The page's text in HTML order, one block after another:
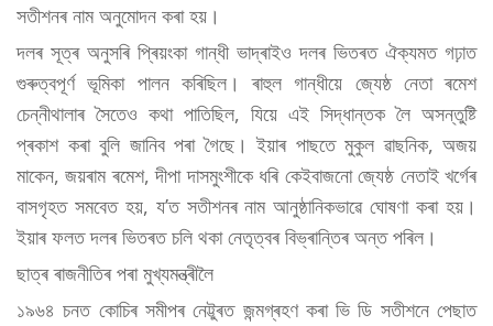
সতীশনৰ নাম অনুমোদন কৰা হয়।
দলৰ সূত্ৰ অনুসৰি প্ৰিয়ংকা গান্ধী ভাদ্ৰাইও দলৰ ভিতৰত ঐক্যমত গঢ়াত
গুৰুত্বপূৰ্ণ ভূমিকা পালন কৰিছিল। ৰাহুল গান্ধীয়ে জ্যেষ্ঠ নেতা ৰমেশ
চেন্নীথালাৰ সৈতেও কথা পাতিছিল, যিয়ে এই সিদ্ধান্তক লৈ অসন্তুষ্টি
প্ৰকাশ কৰা বুলি জানিব পৰা গৈছে। ইয়াৰ পাছতে মুকুল ৱাছনিক, অজয়
মাকেন, জয়ৰাম ৰমেশ, দীপা দাসমুংশীকে ধৰি কেইবাজনো জ্যেষ্ঠ নেতাই খৰ্গেৰ
বাসগৃহত সমবেত হয়, য’ত সতীশনৰ নাম আনুষ্ঠানিকভাৱে ঘোষণা কৰা হয়।
ইয়াৰ ফলত দলৰ ভিতৰত চলি থকা নেতৃত্বৰ বিভ্ৰান্তিৰ অন্ত পৰিল।
ছাত্ৰ ৰাজনীতিৰ পৰা মুখ্যমন্ত্ৰীলৈ
১৯৬৪ চনত কোচিৰ সমীপৰ নেট্টুৰত জন্মগ্ৰহণ কৰা ভি ডি সতীশনে পেছাত